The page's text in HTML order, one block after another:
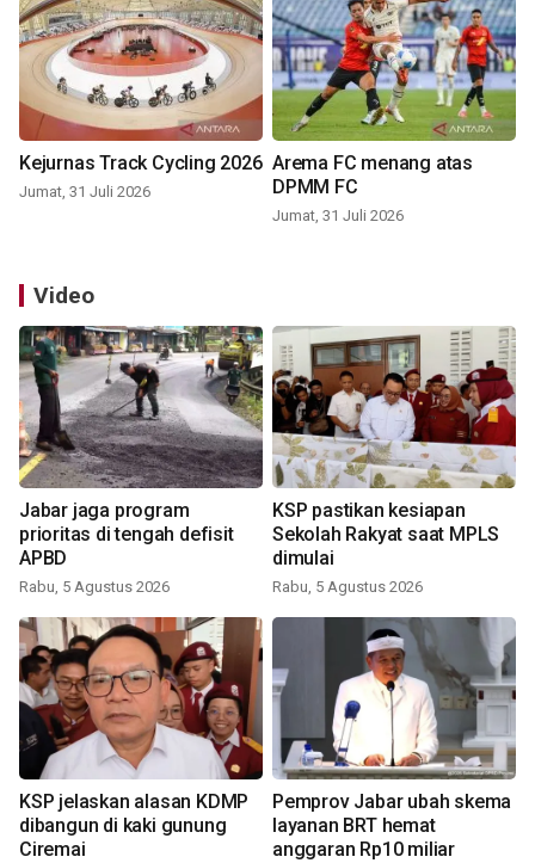
Kejurnas Track Cycling 2026
Jumat, 31 Juli 2026
Arema FC menang atas
DPMM FC
Jumat, 31 Juli 2026
Video
Jabar jaga program
prioritas di tengah defisit
APBD
Rabu, 5 Agustus 2026
KSP pastikan kesiapan
Sekolah Rakyat saat MPLS
dimulai
Rabu, 5 Agustus 2026
KSP jelaskan alasan KDMP
dibangun di kaki gunung
Ciremai
Pemprov Jabar ubah skema
layanan BRT hemat
anggaran Rp10 miliar